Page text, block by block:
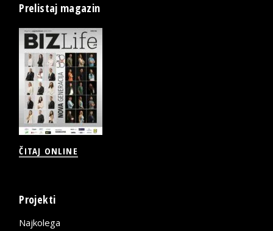
Prelistaj magazin
ČITAJ ONLINE
Projekti
Najkolega